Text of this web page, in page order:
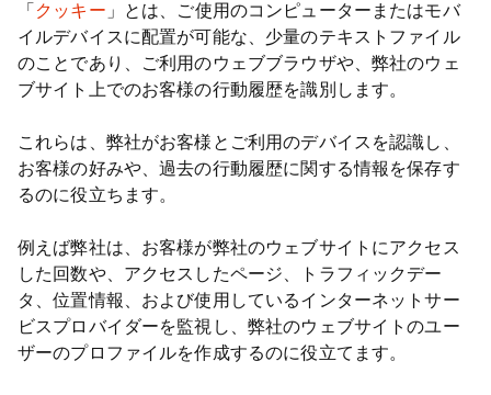
「 クッキー 」とは、ご使用のコンピューターまたはモバ
イルデバイスに配置が可能な、少量のテキストファイル
のことであり、ご利用のウェブブラウザや、弊社のウェ
ブサイト上でのお客様の行動履歴を識別します。
これらは、弊社がお客様とご利用のデバイスを認識し、
お客様の好みや、過去の行動履歴に関する情報を保存す
るのに役立ちます。
例えば弊社は、お客様が弊社のウェブサイトにアクセス
した回数や、アクセスしたページ、トラフィックデー
タ、位置情報、および使用しているインターネットサー
ビスプロバイダーを監視し、弊社のウェブサイトのユー
ザーのプロファイルを作成するのに役立てます。